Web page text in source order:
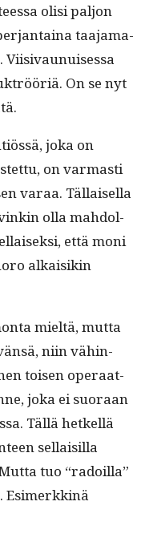
olisi paljon
taa­ja­ma­
Viisi­vaunuises­sa
On se nyt
joka on
on var­masti
varaa. Täl­laisel­la
olla mah­dol­
että moni
alka­isikin
mieltä, mut­ta
niin vähin­
toisen oper­aat­
joka ei suo­raan
Täl­lä het­kel­lä
sel­l­aisil­la
tuo “radoil­la”
Esimerkkinä